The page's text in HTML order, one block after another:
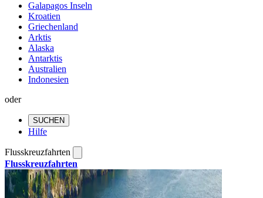
Galapagos Inseln
Kroatien
Griechenland
Arktis
Alaska
Antarktis
Australien
Indonesien
oder
SUCHEN
Hilfe
Flusskreuzfahrten
Flusskreuzfahrten